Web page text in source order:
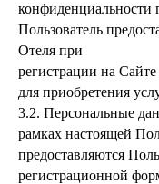
конфиденциальности
Пользователь
Отеля при
регистрации на
для приобретения
3.2. Персональные
рамках настоящей
предоставляются
регистрационной